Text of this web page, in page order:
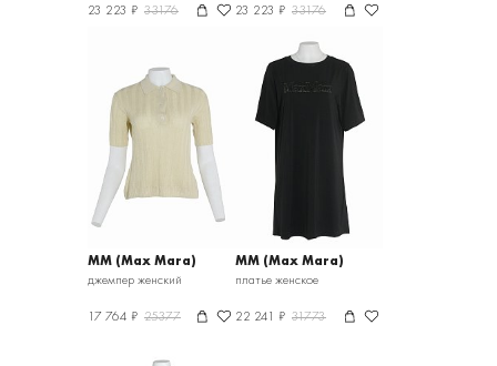
23 223 ₽ 33176 23 223 ₽ 33176
MM (Max Mara)
джемпер женский
17 764 ₽ 25377
MM (Max Mara)
платье женское
22 241 ₽ 31773